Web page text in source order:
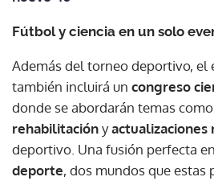
Fútbol y ciencia en un solo
Además del torneo deportivo, el
también incluirá un congreso
donde se abordarán temas como
rehabilitaciónyactualizaciones
deportivo. Una fusión perfecta
deporte, dos mundos que estas